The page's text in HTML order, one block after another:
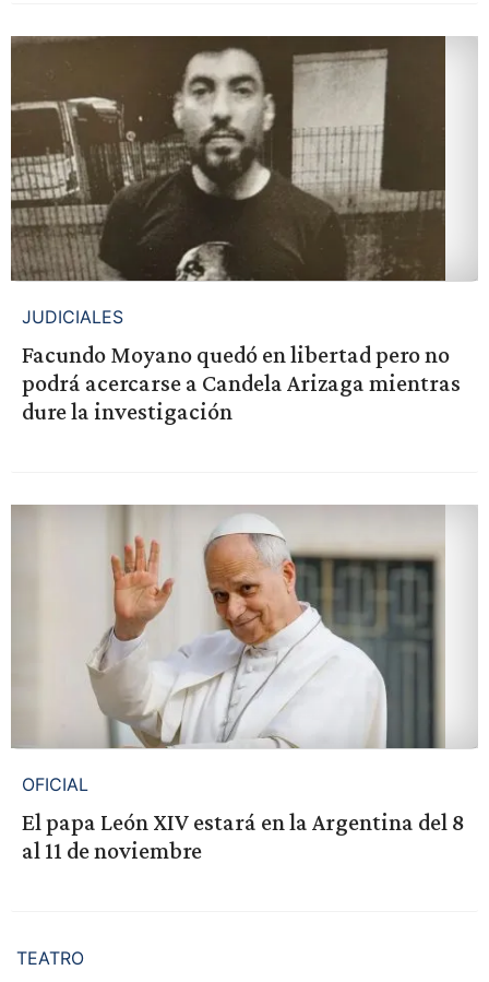
JUDICIALES
Facundo Moyano quedó en libertad pero no
podrá acercarse a Candela Arizaga mientras
dure la investigación
OFICIAL
El papa León XIV estará en la Argentina del 8
al 11 de noviembre
TEATRO